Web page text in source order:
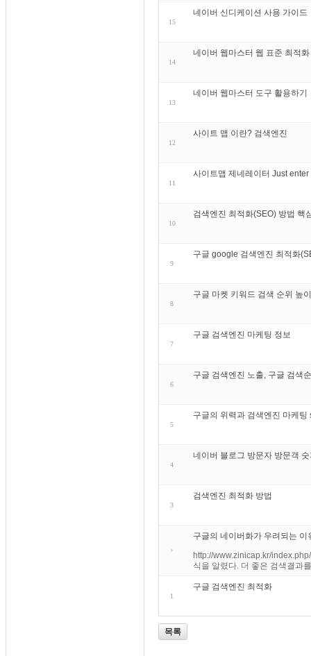
15
네이버 신디케이션 사용 가이드
14
네이버 웹마스터 웹 표준 최적
13
네이버 웹마스터 도구 활용하기
12
사이트 맵 이란? 검색엔진
11
사이트맵 제네레이터 Just
10
검색엔진 최적화(SEO) 방법 핵
9
구글 google 검색엔진 최적화
8
구글 마켓 키워드 검색 순위 높
7
구글 검색엔진 마케팅 정보
6
구글 검색엔진 노출, 구글 검색
5
구글의 위력과 검색엔진 마케
4
네이버 블로그 방문자 방문객
3
검색엔진 최적화 방법
구글의 네이버화가 우려되는 이
http://www.zinicap.kr/
식을 알렸다. 더 좋은 검색결과
1
구글 검색엔진 최적화
목록